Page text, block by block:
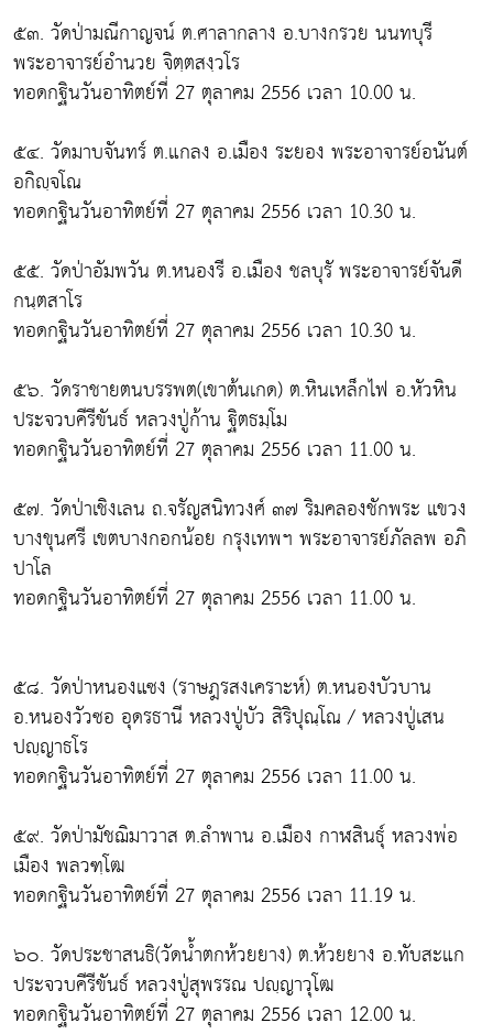
๕๓. วัดป่ามณีกาญจน์ ต.ศาลากลาง อ.บางกรวย นนทบุรี
พระอาจารย์อำนวย จิตฺตสงฺวโร
ทอดกฐินวันอาทิตย์ที่ 27 ตุลาคม 2556 เวลา 10.00 น.
๕๔. วัดมาบจันทร์ ต.แกลง อ.เมือง ระยอง พระอาจารย์อนันต์
อกิญฺจโณ
ทอดกฐินวันอาทิตย์ที่ 27 ตุลาคม 2556 เวลา 10.30 น.
๕๕. วัดป่าอัมพวัน ต.หนองรี อ.เมือง ชลบุรั พระอาจารย์จันดี
กนฺตสาโร
ทอดกฐินวันอาทิตย์ที่ 27 ตุลาคม 2556 เวลา 10.30 น.
๕๖. วัดราชายตนบรรพต(เขาต้นเกด) ต.หินเหล็กไฟ อ.หัวหิน
ประจวบคีรีขันธ์ หลวงปู่ก้าน ฐิตธมฺโม
ทอดกฐินวันอาทิตย์ที่ 27 ตุลาคม 2556 เวลา 11.00 น.
๕๗. วัดป่าเชิงเลน ถ.จรัญสนิทวงศ์ ๓๗ ริมคลองชักพระ แขวง
บางขุนศรี เขตบางกอกน้อย กรุงเทพฯ พระอาจารย์ภัลลพ อภิ
ปาโล
ทอดกฐินวันอาทิตย์ที่ 27 ตุลาคม 2556 เวลา 11.00 น.
๕๘. วัดป่าหนองแซง (ราษฎรสงเคราะห์) ต.หนองบัวบาน
อ.หนองวัวซอ อุดรธานี หลวงปู่บัว สิริปุณฺโณ / หลวงปู่เสน
ปญฺญาธโร
ทอดกฐินวันอาทิตย์ที่ 27 ตุลาคม 2556 เวลา 11.00 น.
๕๙. วัดป่ามัชฌิมาวาส ต.ลำพาน อ.เมือง กาฬสินธุ์ หลวงพ่อ
เมือง พลวฑฺโฒ
ทอดกฐินวันอาทิตย์ที่ 27 ตุลาคม 2556 เวลา 11.19 น.
๖๐. วัดประชาสนธิ(วัดน้ำตกห้วยยาง) ต.ห้วยยาง อ.ทับสะแก
ประจวบคีรีขันธ์ หลวงปู่สุพรรณ ปญฺญาวุโฒ
ทอดกฐินวันอาทิตย์ที่ 27 ตุลาคม 2556 เวลา 12.00 น.